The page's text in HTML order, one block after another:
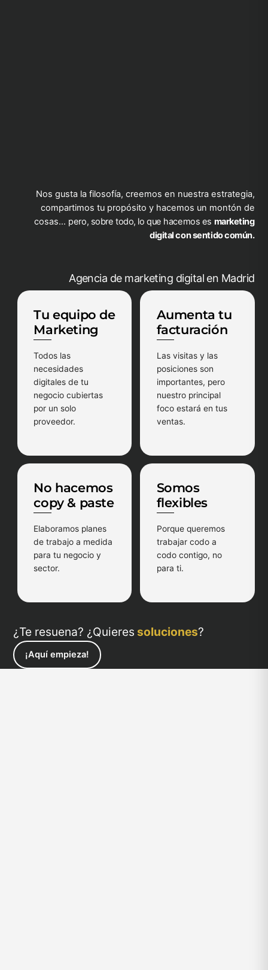
Nos gusta la filosofía, creemos en nuestra estrategia,
compartimos tu propósito y hacemos un montón de
cosas… pero, sobre todo, lo que hacemos es marketing
digital con sentido común.
Agencia de marketing digital en Madrid
Tu equipo de
Marketing
Todos las
necesidades
digitales de tu
negocio cubiertas
por un solo
proveedor.
Aumenta tu
facturación
Las visitas y las
posiciones son
importantes, pero
nuestro principal
foco estará en tus
ventas.
No hacemos
copy & paste
Elaboramos planes
de trabajo a medida
para tu negocio y
sector.
Somos
flexibles
Porque queremos
trabajar codo a
codo contigo, no
para ti.
¿Te resuena? ¿Quieres soluciones?
¡Aquí empieza!